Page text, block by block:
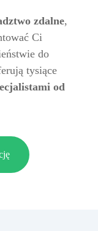
zdalne,
Ci
do
tysiące
od